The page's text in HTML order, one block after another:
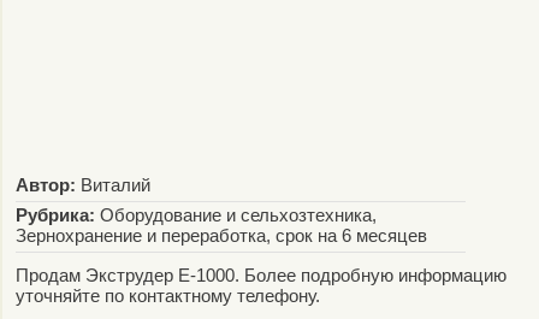
Автор: Виталий
Рубрика: Оборудование и сельхозтехника,
Зернохранение и переработка, срок на 6 месяцев
Продам Экструдер Е-1000. Более подробную информацию
уточняйте по контактному телефону.